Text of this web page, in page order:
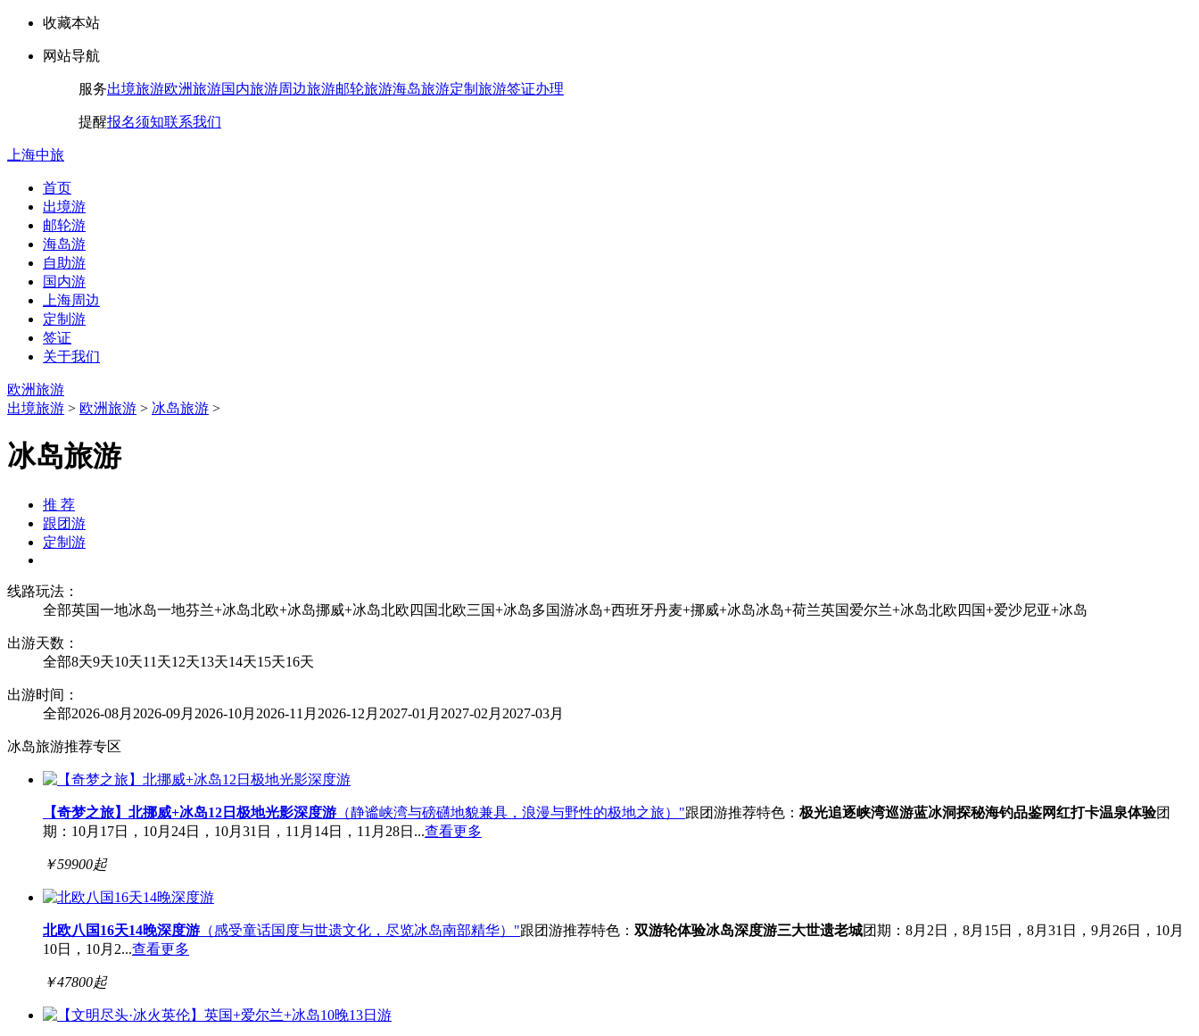
收藏本站
网站导航
服务出境旅游欧洲旅游国内旅游周边旅游邮轮旅游海岛旅游定制旅游签证办理
提醒报名须知联系我们
上海中旅
首页
出境游
邮轮游
海岛游
自助游
国内游
上海周边
定制游
签证
关于我们
欧洲旅游
出境旅游 > 欧洲旅游 > 冰岛旅游 >
冰岛旅游
推 荐
跟团游
定制游
线路玩法：
全部英国一地冰岛一地芬兰+冰岛北欧+冰岛挪威+冰岛北欧四国北欧三国+冰岛多国游冰岛+西班牙丹麦+挪威+冰岛冰岛+荷兰英国爱尔兰+冰岛北欧四国+爱沙尼亚+冰岛
出游天数：
全部8天9天10天11天12天13天14天15天16天
出游时间：
全部2026-08月 2026-09月 2026-10月 2026-11月 2026-12月 2027-01月 2027-02月 2027-03月
冰岛旅游推荐专区
【奇梦之旅】北挪威+冰岛12日极地光影深度游 （静谧峡湾与磅礴地貌兼具，浪漫与野性的极地之旅）"跟团游推荐特色： 极光追逐峡湾巡游蓝冰洞探秘海钓品鉴网红打卡温泉体验团
期：10月17日，10月24日，10月31日，11月14日，11月28日...查看更多
￥59900起
北欧八国16天14晚深度游 （感受童话国度与世遗文化，尽览冰岛南部精华）"跟团游推荐特色： 双游轮体验冰岛深度游三大世遗老城团期：8月2日，8月15日，8月31日，9月26日，10月
10日，10月2...查看更多
￥47800起